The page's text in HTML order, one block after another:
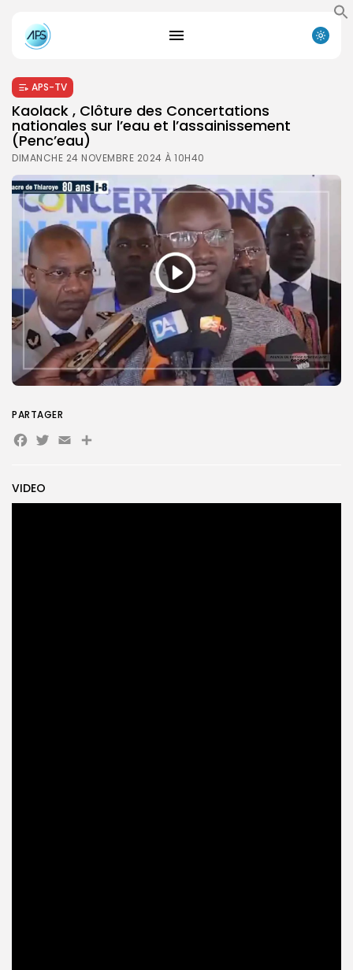
for:
FR
APS-TV
Kaolack , Clôture des Concertations
nationales sur l’eau et l’assainissement
(Penc’eau)
DIMANCHE 24 NOVEMBRE 2024 À 10H40
VIDEO
PARTAGER
Facebook
Twitter
EmailPartager